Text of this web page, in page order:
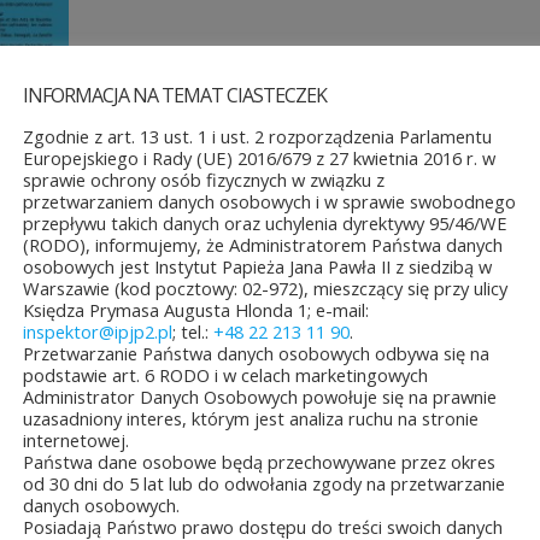
INFORMACJA NA TEMAT CIASTECZEK
Zgodnie z art. 13 ust. 1 i ust. 2 rozporządzenia Parlamentu
Europejskiego i Rady (UE) 2016/679 z 27 kwietnia 2016 r. w
sprawie ochrony osób fizycznych w związku z
przetwarzaniem danych osobowych i w sprawie swobodnego
przepływu takich danych oraz uchylenia dyrektywy 95/46/WE
(RODO), informujemy, że Administratorem Państwa danych
osobowych jest Instytut Papieża Jana Pawła II z siedzibą w
Warszawie (kod pocztowy: 02-972), mieszczący się przy ulicy
Księdza Prymasa Augusta Hlonda 1; e-mail:
inspektor@ipjp2.pl; tel.: +48 22 213 11 90.
Przetwarzanie Państwa danych osobowych odbywa się na
podstawie art. 6 RODO i w celach marketingowych
Administrator Danych Osobowych powołuje się na prawnie
uzasadniony interes, którym jest analiza ruchu na stronie
internetowej.
Państwa dane osobowe będą przechowywane przez okres
od 30 dni do 5 lat lub do odwołania zgody na przetwarzanie
danych osobowych.
Posiadają Państwo prawo dostępu do treści swoich danych